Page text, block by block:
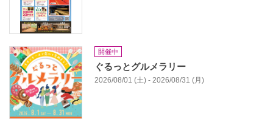
開催中
ぐるっとグルメラリー
2026/08/01 (土) - 2026/08/31 (月)